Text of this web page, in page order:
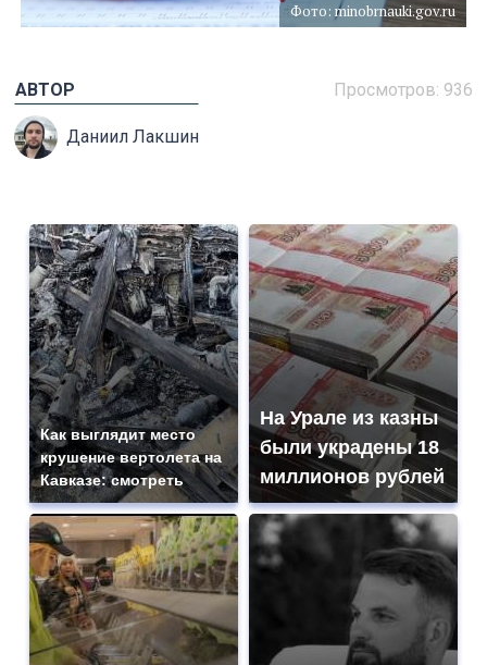
Фото: minobrnauki.gov.ru
Просмотров: 936
АВТОР
Даниил Лакшин
Как выглядит место
крушение вертолета на
Кавказе: смотреть
На Урале из казны
были украдены 18
миллионов рублей